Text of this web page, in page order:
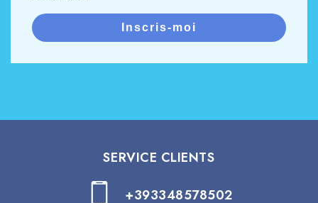
Inscris-moi
SERVICE CLIENTS
+393348578502